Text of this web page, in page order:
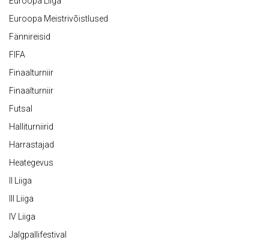
Euroopa Meistrivõistlused
Fännireisid
FIFA
Finaalturniir
Finaalturniir
Futsal
Halliturniirid
Harrastajad
Heategevus
II Liiga
III Liiga
IV Liiga
Jalgpallifestival